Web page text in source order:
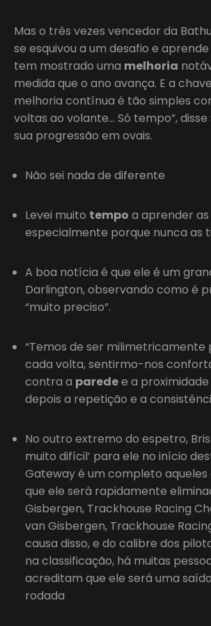
Mas o três vezes vencedor da
se esquivou a um desafio e aprende
tem mostrado uma melhoria
medida que o ano avança. E a
melhoria contínua é tão simples
voltas ao volante… Só tempo”, disse
sua progressão em ovais.
Não sei nada de diferente
Levei muito tempo a aprender as
especialmente porque nunca as
A boa notícia é que ele é um
Darlington, observando como é
“muito preciso”.
“Temos de ser milimetricamente
cada volta, sentirmo-nos
contra a paredee a
depois a repetição e a
No outro extremo do espetro,
muito difícil’ para ele no início
Gateway é um completo aqueles
que ele será rapidamente
Gisbergen, Trackhouse Racing
van Gisbergen, Trackhouse
causa disso, e do calibre dos
na classificação, há muitas
acreditam que ele será uma
rodada